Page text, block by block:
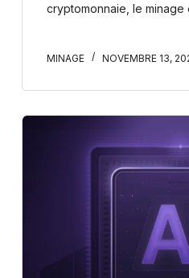
cryptomonnaie, le
MINAGE NOVEMBRE 13,